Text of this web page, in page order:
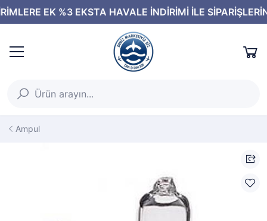
Ampul